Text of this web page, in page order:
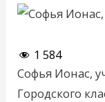
1 584
Софья Ионас,
Городского